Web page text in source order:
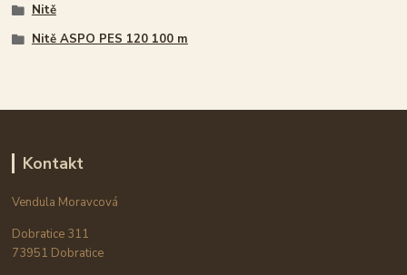
Nitě
Nitě ASPO PES 120 100 m
Kontakt
Vendula Moravcová
Dobratice 311
73951 Dobratice